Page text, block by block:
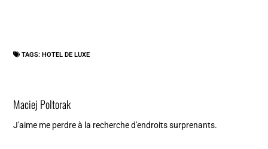
TAGS: HOTEL DE LUXE
Maciej Poltorak
J'aime me perdre à la recherche d'endroits surprenants.